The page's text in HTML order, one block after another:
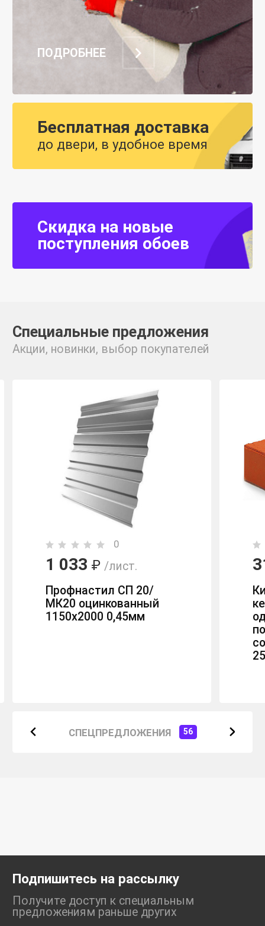
ПОДРОБНЕЕ
Бесплатная доставка
до двери, в удобное время
Скидка на новые
поступления обоев
Специальные предложения
Акции, новинки, выбор покупателей
СПЕЦПРЕДЛОЖЕНИЯ 56
0
1 033 ₽ /лист.
Профнастил СП 20/
МК20 оцинкованный
1150х2000 0,45мм
Подпишитесь на рассылку
Получите доступ к специальным
предложениям раньше других